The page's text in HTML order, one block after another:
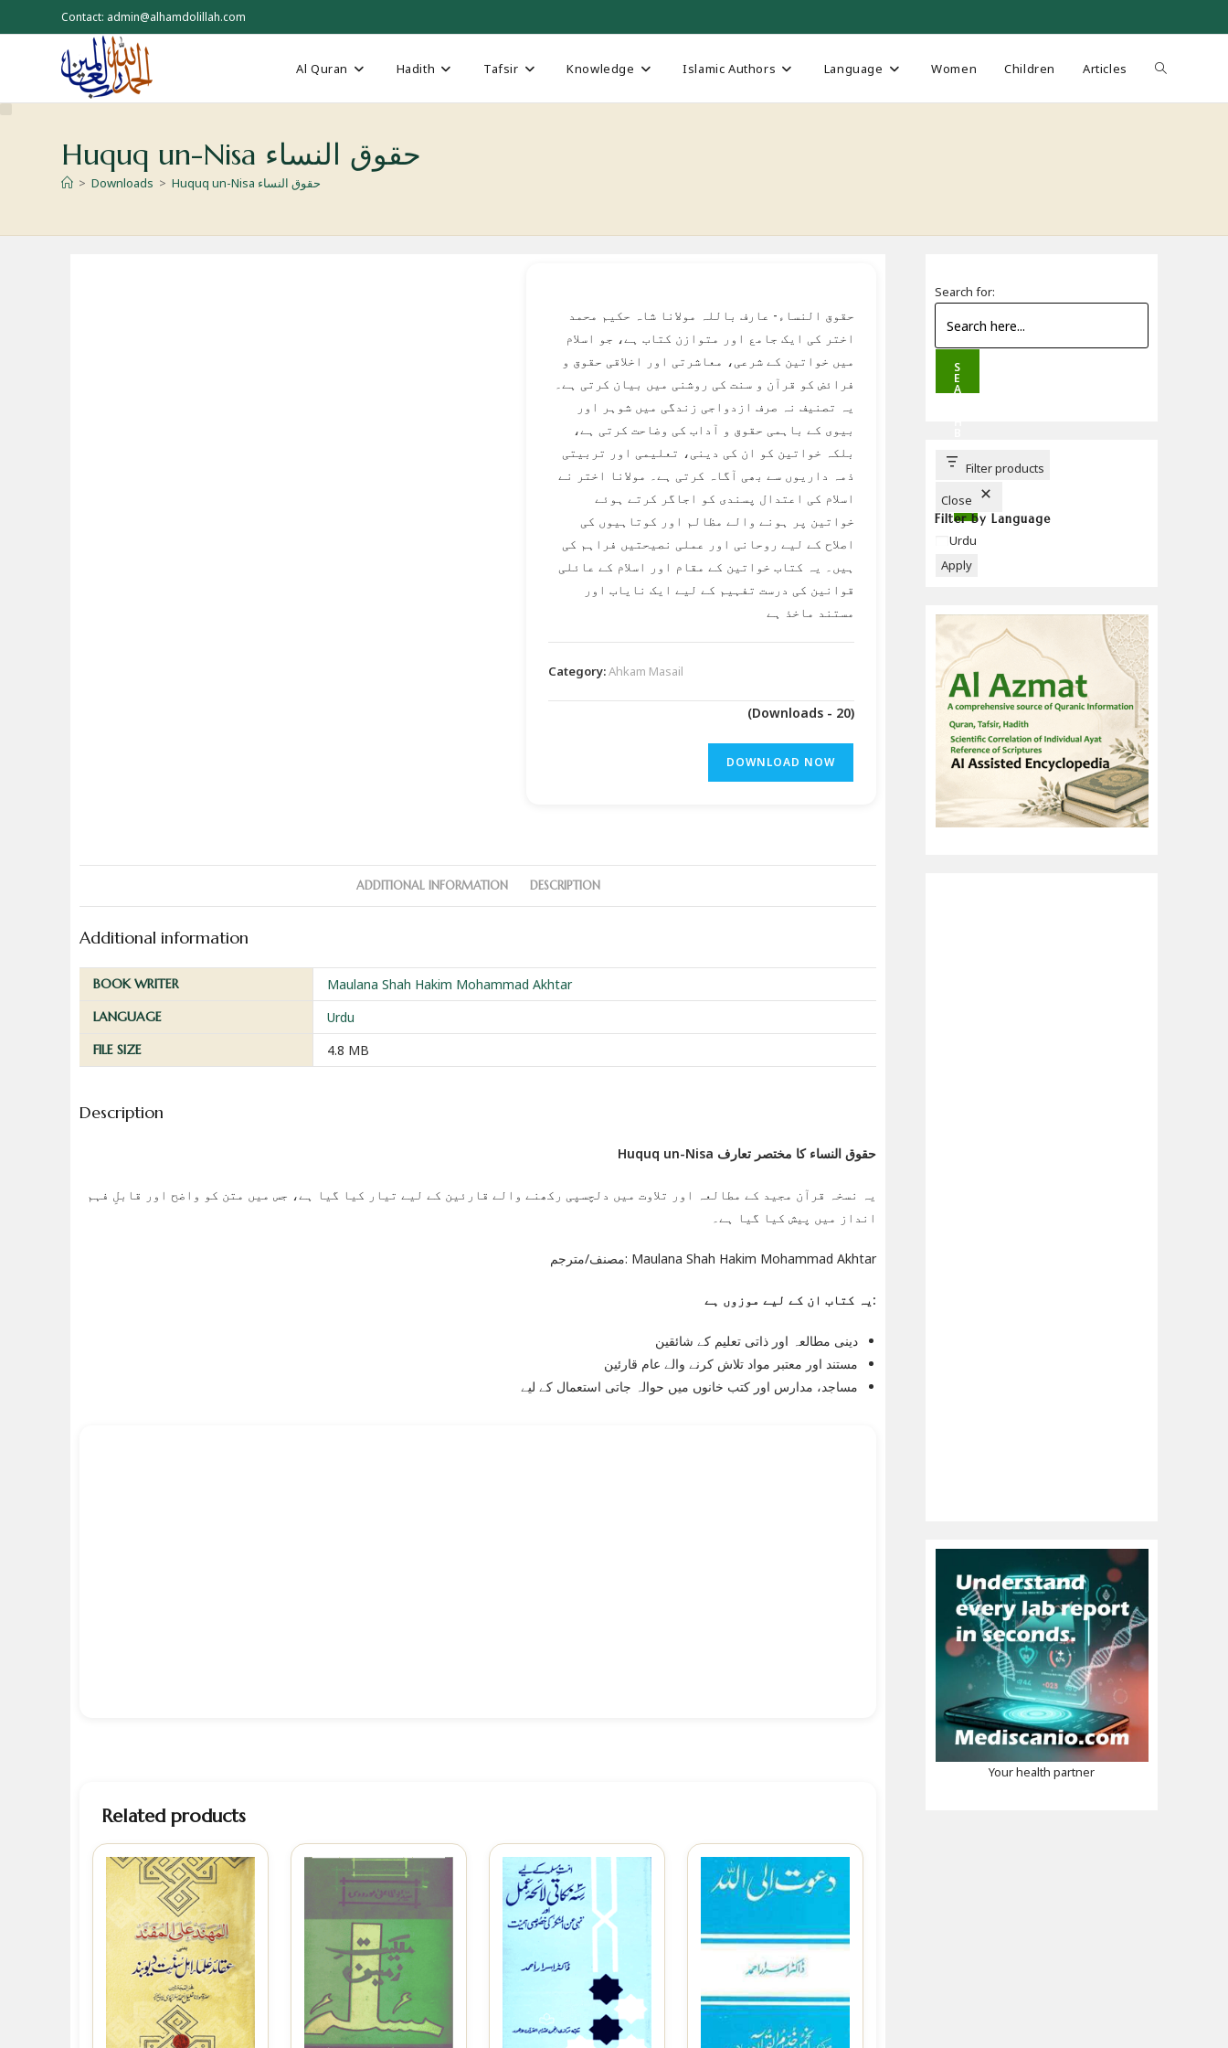
to
Contact: admin@alhamdolillah.com
Al Quran Hadith Tafsir Knowledge Islamic Authors Language Women Children Articles Toggle
Huquq un-Nisa حقوق النساء
> Downloads > Huquq un-Nisa حقوق النساء
حقوق النساء- عارف باللہ مولانا شاہ حکیم محمد
اختر کی ایک جامع اور متوازن کتاب ہے، جو اسلام
میں خواتین کے شرعی، معاشرتی اور اخلاقی حقوق و
فرائض کو قرآن و سنت کی روشنی میں بیان کرتی ہے۔
یہ تصنیف نہ صرف ازدواجی زندگی میں شوہر اور
بیوی کے باہمی حقوق و آداب کی وضاحت کرتی ہے،
بلکہ خواتین کو ان کی دینی، تعلیمی اور تربیتی
ذمہ داریوں سے بھی آگاہ کرتی ہے۔ مولانا اختر نے
اسلام کی اعتدال پسندی کو اجاگر کرتے ہوئے
خواتین پر ہونے والے مظالم اور کوتاہیوں کی
اصلاح کے لیے روحانی اور عملی نصیحتیں فراہم کی
ہیں۔ یہ کتاب خواتین کے مقام اور اسلام کے عائلی
قوانین کی درست تفہیم کے لیے ایک نایاب اور
مستند ماخذ ہے
Category:Ahkam Masail
(Downloads - 20)
DOWNLOAD NOW
ADDITIONAL INFORMATION DESCRIPTION
Additional information
BOOK WRITER Maulana Shah Hakim Mohammad Akhtar
LANGUAGE Urdu
FILE SIZE 4.8 MB
Description
Huquq un-Nisa حقوق النساء کا مختصر تعارف
یہ نسخہ قرآن مجید کے مطالعہ اور تلاوت میں دلچسپی رکھنے والے قارئین کے لیے تیار کیا گیا ہے، جس میں متن کو واضح اور قابلِ فہم
انداز میں پیش کیا گیا ہے۔
مصنف/مترجم: Maulana Shah Hakim Mohammad Akhtar
یہ کتاب ان کے لیے موزوں ہے:
دینی مطالعہ اور ذاتی تعلیم کے شائقین
مستند اور معتبر مواد تلاش کرنے والے عام قارئین
مساجد، مدارس اور کتب خانوں میں حوالہ جاتی استعمال کے لیے
Related products
Search for:
S
E
A
T
T
Filter products
Close
Filter by Language
Language
Urdu
Apply
Your health partner